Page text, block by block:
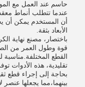
حاسم عند العمل مع
عندما تتطلب أنماط
أن المستخدم يمكن أن
الأبعاد بثقة.
باختصار، مصنع نهاية
قوة وطول العمر من
القطع المختلفة.مناسبة
تقليدية، هذه الأدوات
بحاجة إلى إجراء قطع
بينهما،مما يجعلها